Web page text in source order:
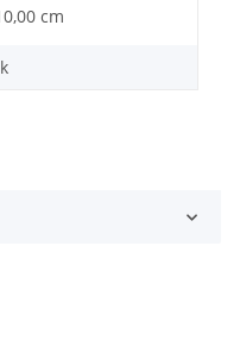
cm